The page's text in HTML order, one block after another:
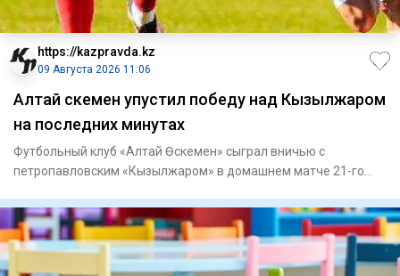
https://kazpravda.kz
09 Августа 2026 11:06
Алтай Өскемен упустил победу над Кызылжаром
на последних минутах
Футбольный клуб «Алтай Өскемен» сыграл вничью с
петропавловским «Кызылжаром» в домашнем матче 21-го